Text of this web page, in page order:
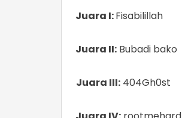
Juara I:Fisabilillah
Juara II: Bubadi bako
Juara III: 404Gh0st